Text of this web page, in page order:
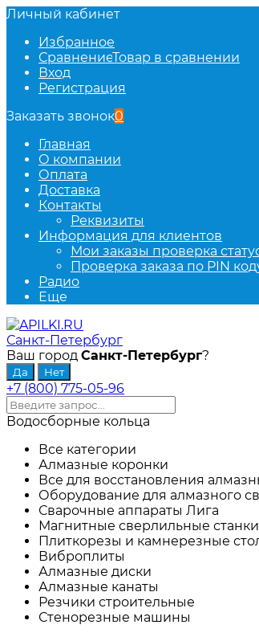
Личный кабинет
Избранное
СравнениеТовар в сравнении
Вход
Регистрация
Заказать звонок0
Главная
О компании
Оплата
Доставка
Контакты
Реквизиты
Информация для клиентов
Мои заказы проверка
Проверка заказа по PIN
Радио
Еще
Санкт-Петербург
Ваш город Санкт-Петербург?
+7 (800) 775-05-96
Водосборные кольца
Все категории
Алмазные коронки
Все для восстановления
Оборудование для алмазного
Сварочные аппараты Лига
Магнитные сверлильные станки
Плиткорезы и камнерезные
Виброплиты
Алмазные диски
Алмазные канаты
Резчики строительные
Стенорезные машины